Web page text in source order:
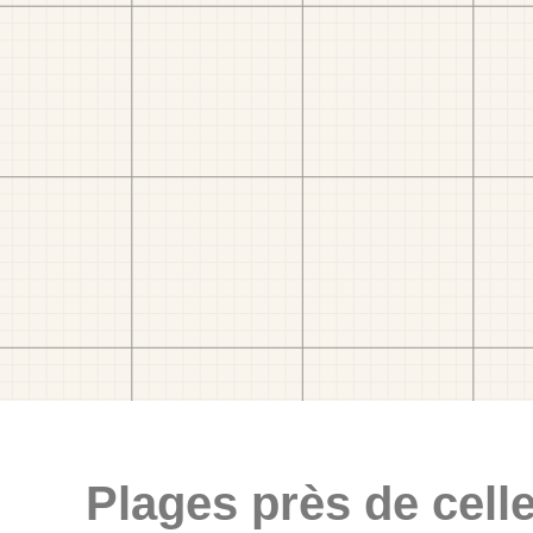
Plages près de